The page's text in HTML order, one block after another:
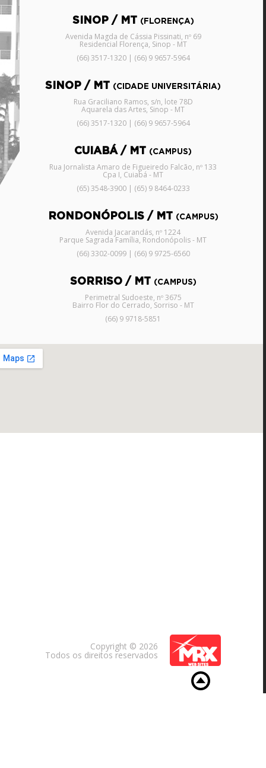
SINOP / MT (FLORENÇA)
Avenida Magda de Cássia Pissinati, nº 69
Residencial Florença, Sinop - MT
(66) 3517-1320 | (66) 9 9657-5964
SINOP / MT (CIDADE UNIVERSITÁRIA)
Rua Graciliano Ramos, s/n, lote 78D
Aquarela das Artes, Sinop - MT
(66) 3517-1320 | (66) 9 9657-5964
CUIABÁ / MT (CAMPUS)
Rua Jornalista Amaro de Figueiredo Falcão, nº 133
Cpa I, Cuiabá - MT
(65) 3548-3900 | (65) 9 8464-0233
RONDONÓPOLIS / MT (CAMPUS)
Avenida Jacarandás, nº 1224
Parque Sagrada Família, Rondonópolis - MT
(66) 3302-0099 | (66) 9 9725-6560
SORRISO / MT (CAMPUS)
Perimetral Sudoeste, nº 3675
Bairro Flor do Cerrado, Sorriso - MT
(66) 9 9718-5851
Copyright © 2026
Todos os direitos reservados